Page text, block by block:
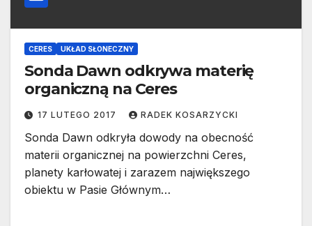
CERES UKŁAD SŁONECZNY
Sonda Dawn odkrywa materię
organiczną na Ceres
17 LUTEGO 2017 RADEK KOSARZYCKI
Sonda Dawn odkryła dowody na obecność
materii organicznej na powierzchni Ceres,
planety karłowatej i zarazem największego
obiektu w Pasie Głównym…